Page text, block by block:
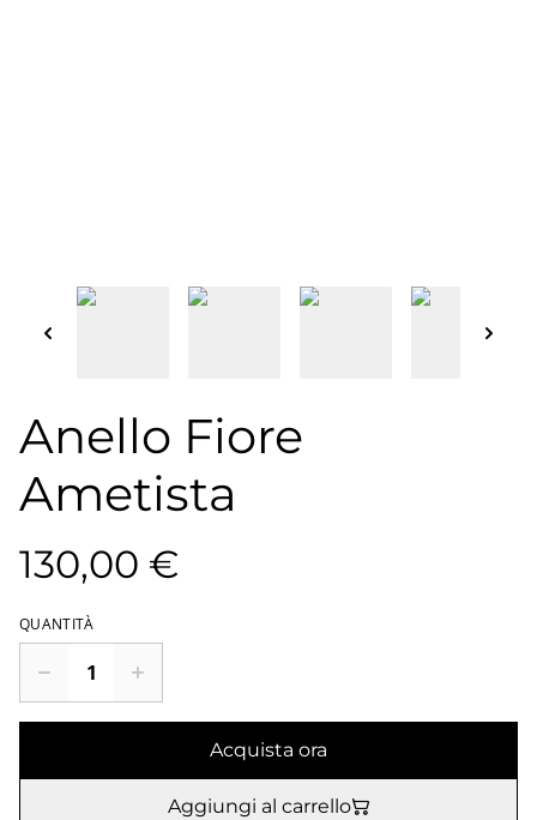
Anello Fiore
Ametista
130,00 €
QUANTITÀ
Acquista ora
Aggiungi al carrello